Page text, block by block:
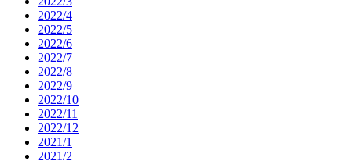
2022/4
2022/5
2022/6
2022/7
2022/8
2022/9
2022/10
2022/11
2022/12
2021/1
2021/2